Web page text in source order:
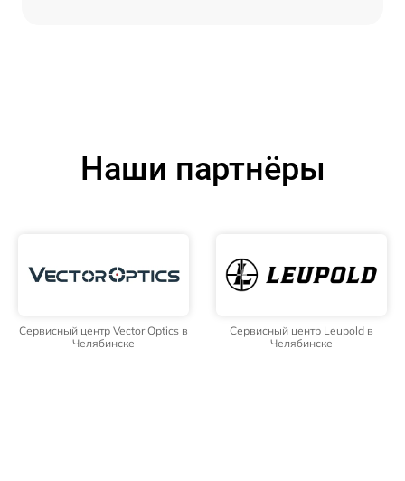
Наши партнёры
Сервисный центр Vector Optics в
Челябинске
Сервисный центр Leupold в
Челябинске